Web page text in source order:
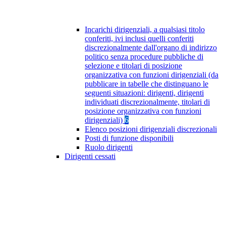
Incarichi dirigenziali, a qualsiasi titolo
conferiti, ivi inclusi quelli conferiti
discrezionalmente dall'organo di indirizzo
politico senza procedure pubbliche di
selezione e titolari di posizione
organizzativa con funzioni dirigenziali (da
pubblicare in tabelle che distinguano le
seguenti situazioni: dirigenti, dirigenti
individuati discrezionalmente, titolari di
posizione organizzativa con funzioni
dirigenziali) 6
Elenco posizioni dirigenziali discrezionali
Posti di funzione disponibili
Ruolo dirigenti
Dirigenti cessati